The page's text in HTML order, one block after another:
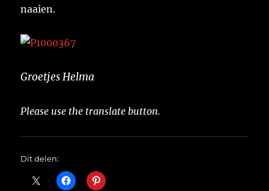
naaien.
Groetjes Helma
Please use the translate button.
Dit delen: